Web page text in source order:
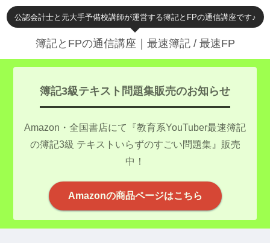
公認会計士と元大手予備校講師が運営する簿記とFPの通信講座です♪
簿記とFPの通信講座｜最速簿記 / 最速FP
簿記3級テキスト問題集販売のお知らせ
Amazon・全国書店にて『教育系YouTuber最速簿記
の簿記3級 テキストいらずのすごい問題集』販売
中！
Amazonの商品ページはこちら